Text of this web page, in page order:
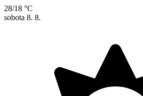
28/18 °C
sobota 8. 8.